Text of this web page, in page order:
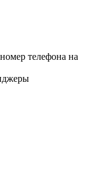
телефона на